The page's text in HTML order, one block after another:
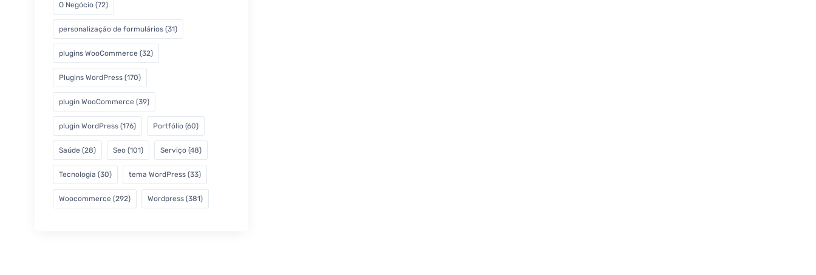
O Negócio (72)
personalização de formulários (31)
plugins WooCommerce (32)
Plugins WordPress (170)
plugin WooCommerce (39)
plugin WordPress (176) Portfólio (60)
Saúde (28) Seo (101) Serviço (48)
Tecnologia (30) tema WordPress (33)
Woocommerce (292) Wordpress (381)